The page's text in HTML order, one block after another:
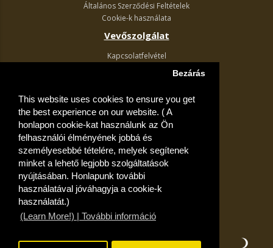
This website uses cookies to ensure you get
the best experience on our website. ( A
honlapon cookie-kat használunk az Ön
felhasználói élményének jobbá és
személyesebbé tételére, melyek segítenek
minket a lehető legjobb szolgáltatások
nyújtásában. Honlapunk további
használatával jóváhagyja a cookie-k
használatát.)
(Learn More!) | További információ
Bezárás
Általános Szerződési Feltételek
Cookie-k használata
Vevőszolgálat
Kapcsolatfelvétel
Akciós ajánlatok
Fiók
Kívánságlista